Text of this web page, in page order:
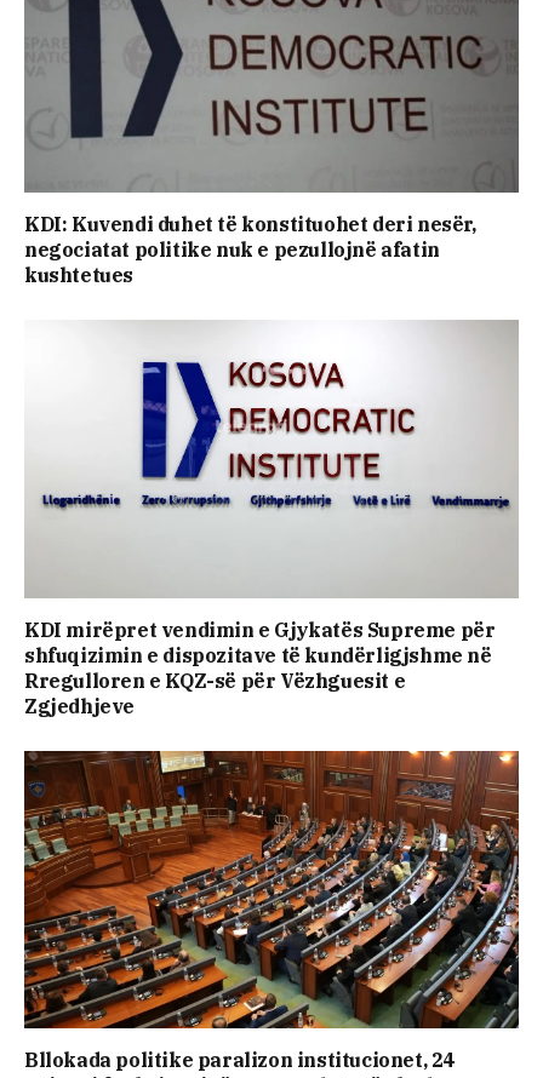
KDI: Kuvendi duhet të konstituohet deri nesër,
negociatat politike nuk e pezullojnë afatin
kushtetues
KDI mirëpret vendimin e Gjykatës Supreme për
shfuqizimin e dispozitave të kundërligjshme në
Rregulloren e KQZ-së për Vëzhguesit e
Zgjedhjeve
Bllokada politike paralizon institucionet, 24